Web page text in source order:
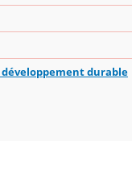
durable